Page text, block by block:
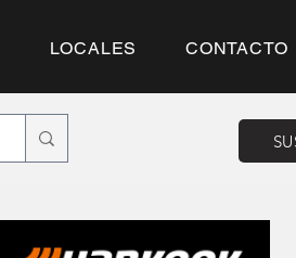
LOCALES CONTACTO